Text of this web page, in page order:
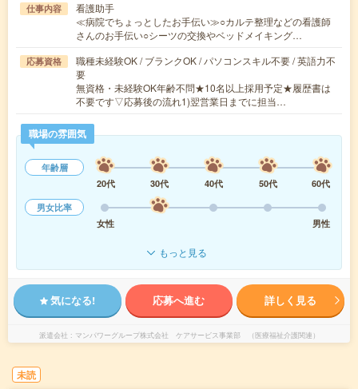
仕事内容
看護助手
≪病院でちょっとしたお手伝い≫○カルテ整理などの看護師
さんのお手伝い○シーツの交換やベッドメイキング…
応募資格
職種未経験OK / ブランクOK / パソコンスキル不要 / 英語力不
要
無資格・未経験OK年齢不問★10名以上採用予定★履歴書は
不要です▽応募後の流れ1)翌営業日までに担当…
職場の雰囲気
年齢層
20代
30代 40代 50代
60代
男女比率
女性
男性
もっと見る
気になる! 応募へ進む 詳しく見る
派遣会社 マンパワーグループ株式会社 ケアサービス事業部 （医療福祉介護関連）
未読